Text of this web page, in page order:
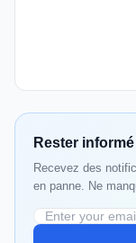
Rester
Recevez des
en panne. Ne